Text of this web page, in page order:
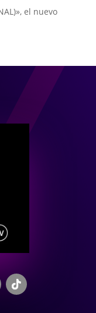
el nuevo